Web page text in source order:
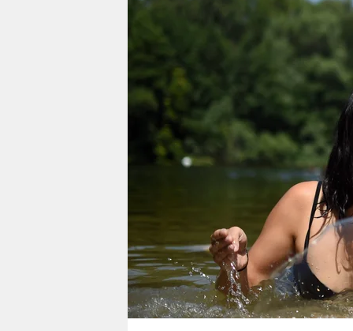
nord
wahrheit
verlag
verlag
veranstaltungen
unterstützen
abo
genossenschaft